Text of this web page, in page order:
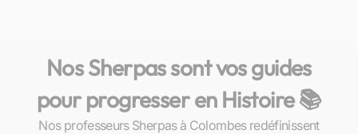
Nos Sherpas sont vos guides
pour progresser en Histoire 📚
Nos professeurs Sherpas à Colombes redéfinissent